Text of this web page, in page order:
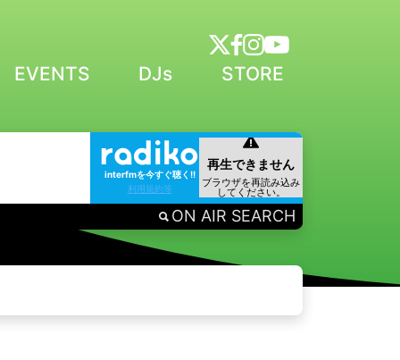
EVENTS DJs STORE
interfmを今すぐ聴く!!
利用規約等
ON AIR SEARCH